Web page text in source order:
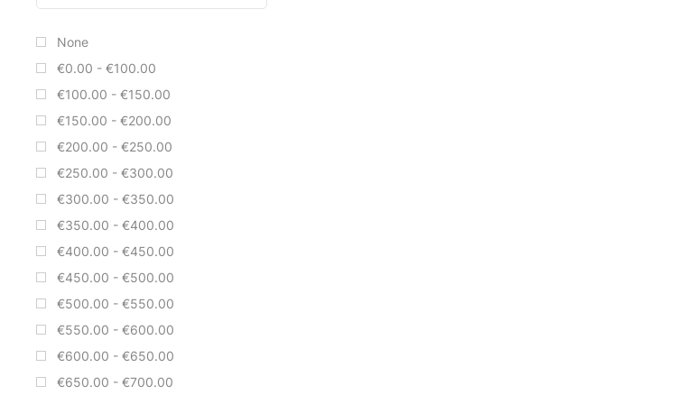
None
€0.00 - €100.00
€100.00 - €150.00
€150.00 - €200.00
€200.00 - €250.00
€250.00 - €300.00
€300.00 - €350.00
€350.00 - €400.00
€400.00 - €450.00
€450.00 - €500.00
€500.00 - €550.00
€550.00 - €600.00
€600.00 - €650.00
€650.00 - €700.00